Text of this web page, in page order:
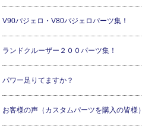
V90パジェロ・V80パジェロパーツ集！
ランドクルーザー２００パーツ集！
パワー足りてますか？
お客様の声（カスタムパーツを購入の皆様）